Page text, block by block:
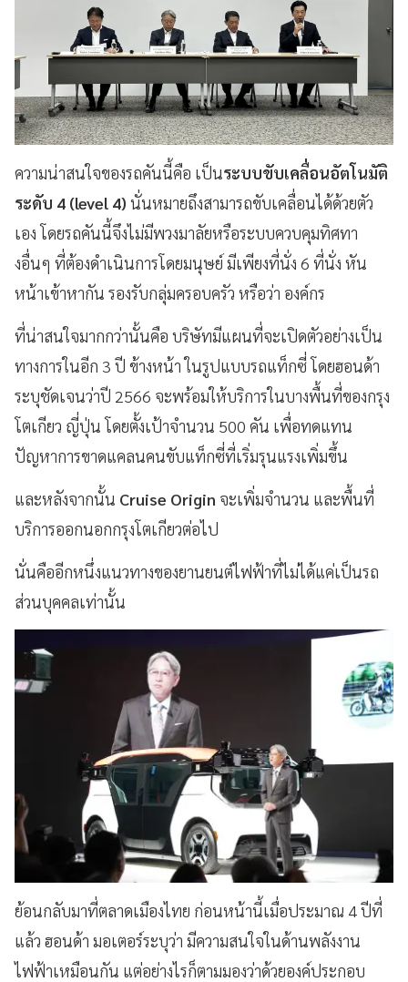
ความน่าสนใจของรถคันนี้คือ เป็นระบบขับเคลื่อนอัตโนมัติ
ระดับ 4 (level 4) นั่นหมายถึงสามารถขับเคลื่อนได้ด้วยตัว
เอง โดยรถคันนี้จึงไม่มีพวงมาลัยหรือระบบควบคุมทิศทา
งอื่นๆ ที่ต้องดำเนินการโดยมนุษย์ มีเพียงที่นั่ง 6 ที่นั่ง หัน
หน้าเข้าหากัน รองรับกลุ่มครอบครัว หรือว่า องค์กร
ที่น่าสนใจมากกว่านั้นคือ บริษัทมีแผนที่จะเปิดตัวอย่างเป็น
ทางการในอีก 3 ปี ข้างหน้า ในรูปแบบรถแท็กซี่ โดยฮอนด้า
ระบุชัดเจนว่าปี 2566 จะพร้อมให้บริการในบางพื้นที่ของกรุง
โตเกียว ญี่ปุ่น โดยตั้งเป้าจำนวน 500 คัน เพื่อทดแทน
ปัญหาการขาดแคลนคนขับแท็กซี่ที่เริ่มรุนแรงเพิ่มขึ้น
และหลังจากนั้น Cruise Origin จะเพิ่มจำนวน และพื้นที่
บริการออกนอกกรุงโตเกียวต่อไป
นั่นคืออีกหนึ่งแนวทางของยานยนต์ไฟฟ้าที่ไม่ได้แค่เป็นรถ
ส่วนบุคคลเท่านั้น
ย้อนกลับมาที่ตลาดเมืองไทย ก่อนหน้านี้เมื่อประมาณ 4 ปีที่
แล้ว ฮอนด้า มอเตอร์ระบุว่า มีความสนใจในด้านพลังงาน
ไฟฟ้าเหมือนกัน แต่อย่างไรก็ตามมองว่าด้วยองค์ประกอบ